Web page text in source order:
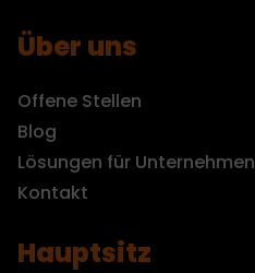
Über uns
Offene Stellen
Blog
Lösungen für Unternehmen
Kontakt
Hauptsitz